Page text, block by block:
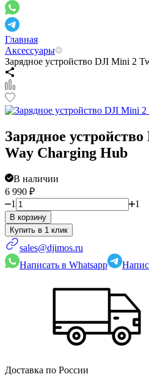
Главная
Аксессуары
Зарядное устройство DJI Mini 2
Зарядное
Way Charging Hub
В наличии
6 990 ₽
1
1
В корзину
sales@djimos.ru
Написать в Whatsapp
Доставка по России